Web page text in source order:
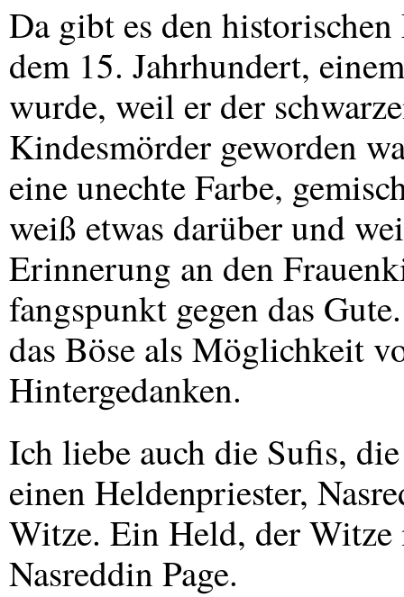
Da gibt es den
dem 15. Jahrhundert,
wurde, weil er der
Kindesmörder geworden
eine unechte Farbe,
weiß etwas darüber und
Erinnerung an den
fangspunkt gegen das
das Böse als Möglichkeit
Hintergedanken.
Ich liebe auch die Sufis,
einen Heldenpriester,
Witze. Ein Held, der
Nasreddin Page.